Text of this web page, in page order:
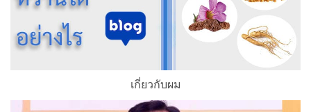
เกี่ยวกับผม